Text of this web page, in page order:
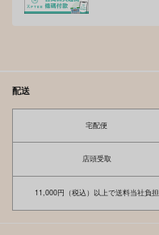
配送
宅配便
店頭受取
11,000円（税込）以上で送料当社負担